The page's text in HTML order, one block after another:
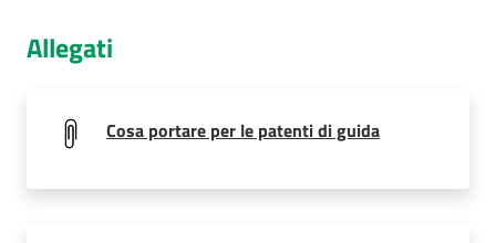
Allegati
Cosa portare per le patenti di guida